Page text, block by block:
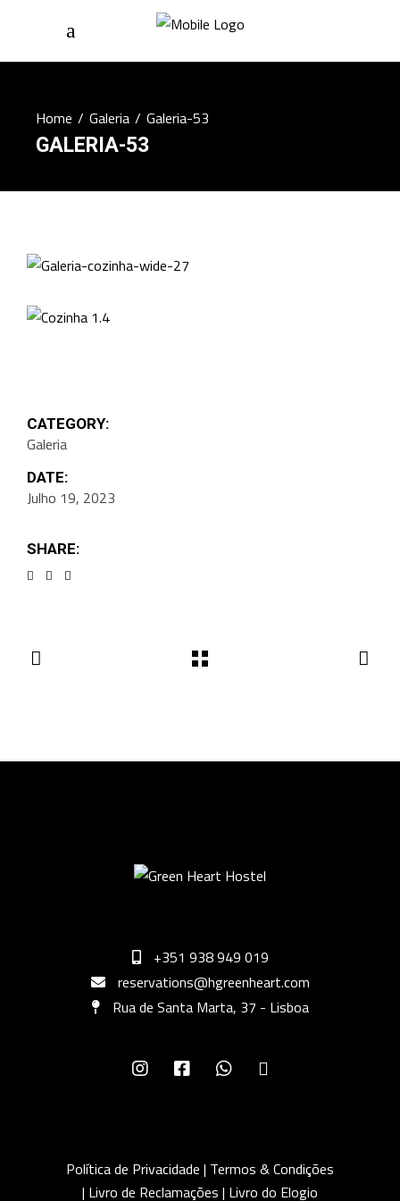
Home/Galeria/Galeria-53
GALERIA-53
CATEGORY:
Galeria
DATE:
Julho 19, 2023
SHARE:
+351 938 949 019
reservations@hgreenheart.com
Rua de Santa Marta, 37 - Lisboa
Política de Privacidade | Termos & Condições
| Livro de Reclamações | Livro do Elogio